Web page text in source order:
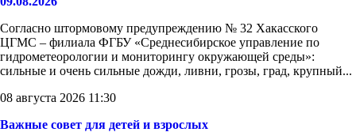
Согласно штормовому предупреждению № 32 Хакасского
ЦГМС – филиала ФГБУ «Среднесибирское управление по
гидрометеорологии и мониторингу окружающей среды»:
сильные и очень сильные дожди, ливни, грозы, град, крупный...
08 августа 2026 11:30
Важные совет для детей и взрослых